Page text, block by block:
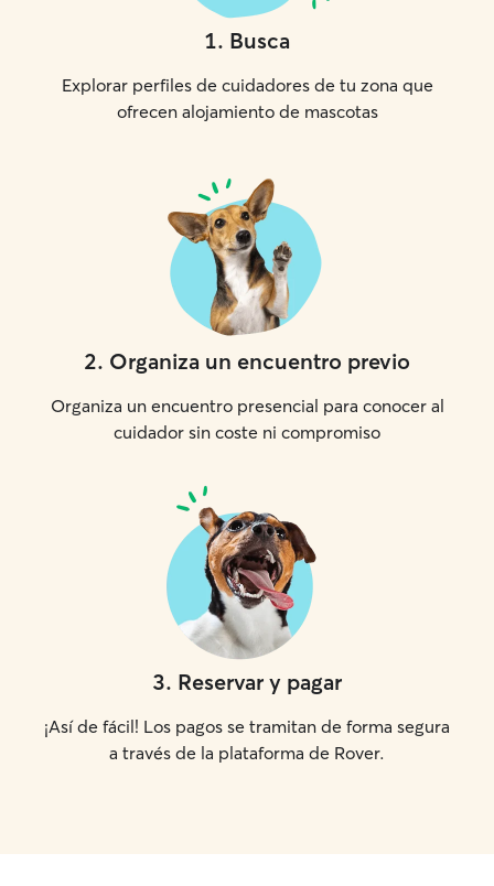
1. Busca
Explorar perfiles de cuidadores de tu zona que
ofrecen alojamiento de mascotas
2. Organiza un encuentro previo
Organiza un encuentro presencial para conocer al
cuidador sin coste ni compromiso
3. Reservar y pagar
¡Así de fácil! Los pagos se tramitan de forma segura
a través de la plataforma de Rover.